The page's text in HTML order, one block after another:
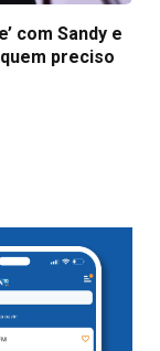
com Sandy e
quem preciso